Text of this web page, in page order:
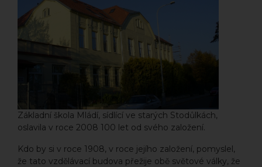
Základní škola Mládí, sídlící ve starých Stodůlkách,
oslavila v roce 2008 100 let od svého založení.
Kdo by si v roce 1908, v roce jejího založení, pomyslel,
že tato vzdělávací budova přežije obě světové války, že